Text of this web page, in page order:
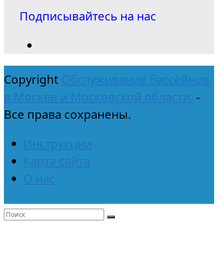
Подписывайтесь на нас
Copyright Обслуживание бассейнов
в Москве и Московской области. -
Все права сохранены.
Инструкции
Карта сайта
О нас